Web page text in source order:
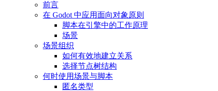
前言
在 Godot 中应用面向对象原则
脚本在引擎中的工作原理
场景
场景组织
如何有效地建立关系
选择节点树结构
何时使用场景与脚本
匿名类型